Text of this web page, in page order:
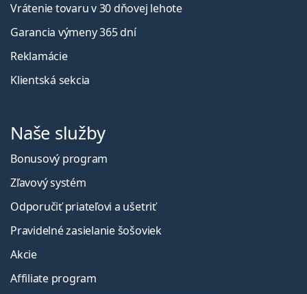
Vrátenie tovaru v 30 dňovej lehote
Garancia výmeny 365 dní
Reklamácie
Klientská sekcia
Naše služby
Bonusový program
Zľavový systém
Odporučiť priateľovi a ušetriť
Pravidelné zasielanie šošoviek
Akcie
Affiliate program